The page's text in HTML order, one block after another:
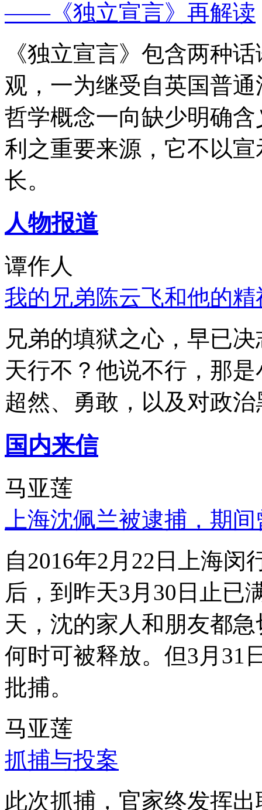
——《独立宣言》再解读
《独立宣言》包含两种
观，一为继受自英国普
哲学概念一向缺少明确
利之重要来源，它不以
长。
人物报道
谭作人
我的兄弟陈云飞和他的
兄弟的填狱之心，早已
天行不？他说不行，那
超然、勇敢，以及对政
国内来信
马亚莲
上海沈佩兰被逮捕，期
自2016年2月22日上海
后，到昨天3月30日止已
天，沈的家人和朋友都
何时可被释放。但3月31
批捕。
马亚莲
抓捕与投案
此次抓捕，官家终发挥